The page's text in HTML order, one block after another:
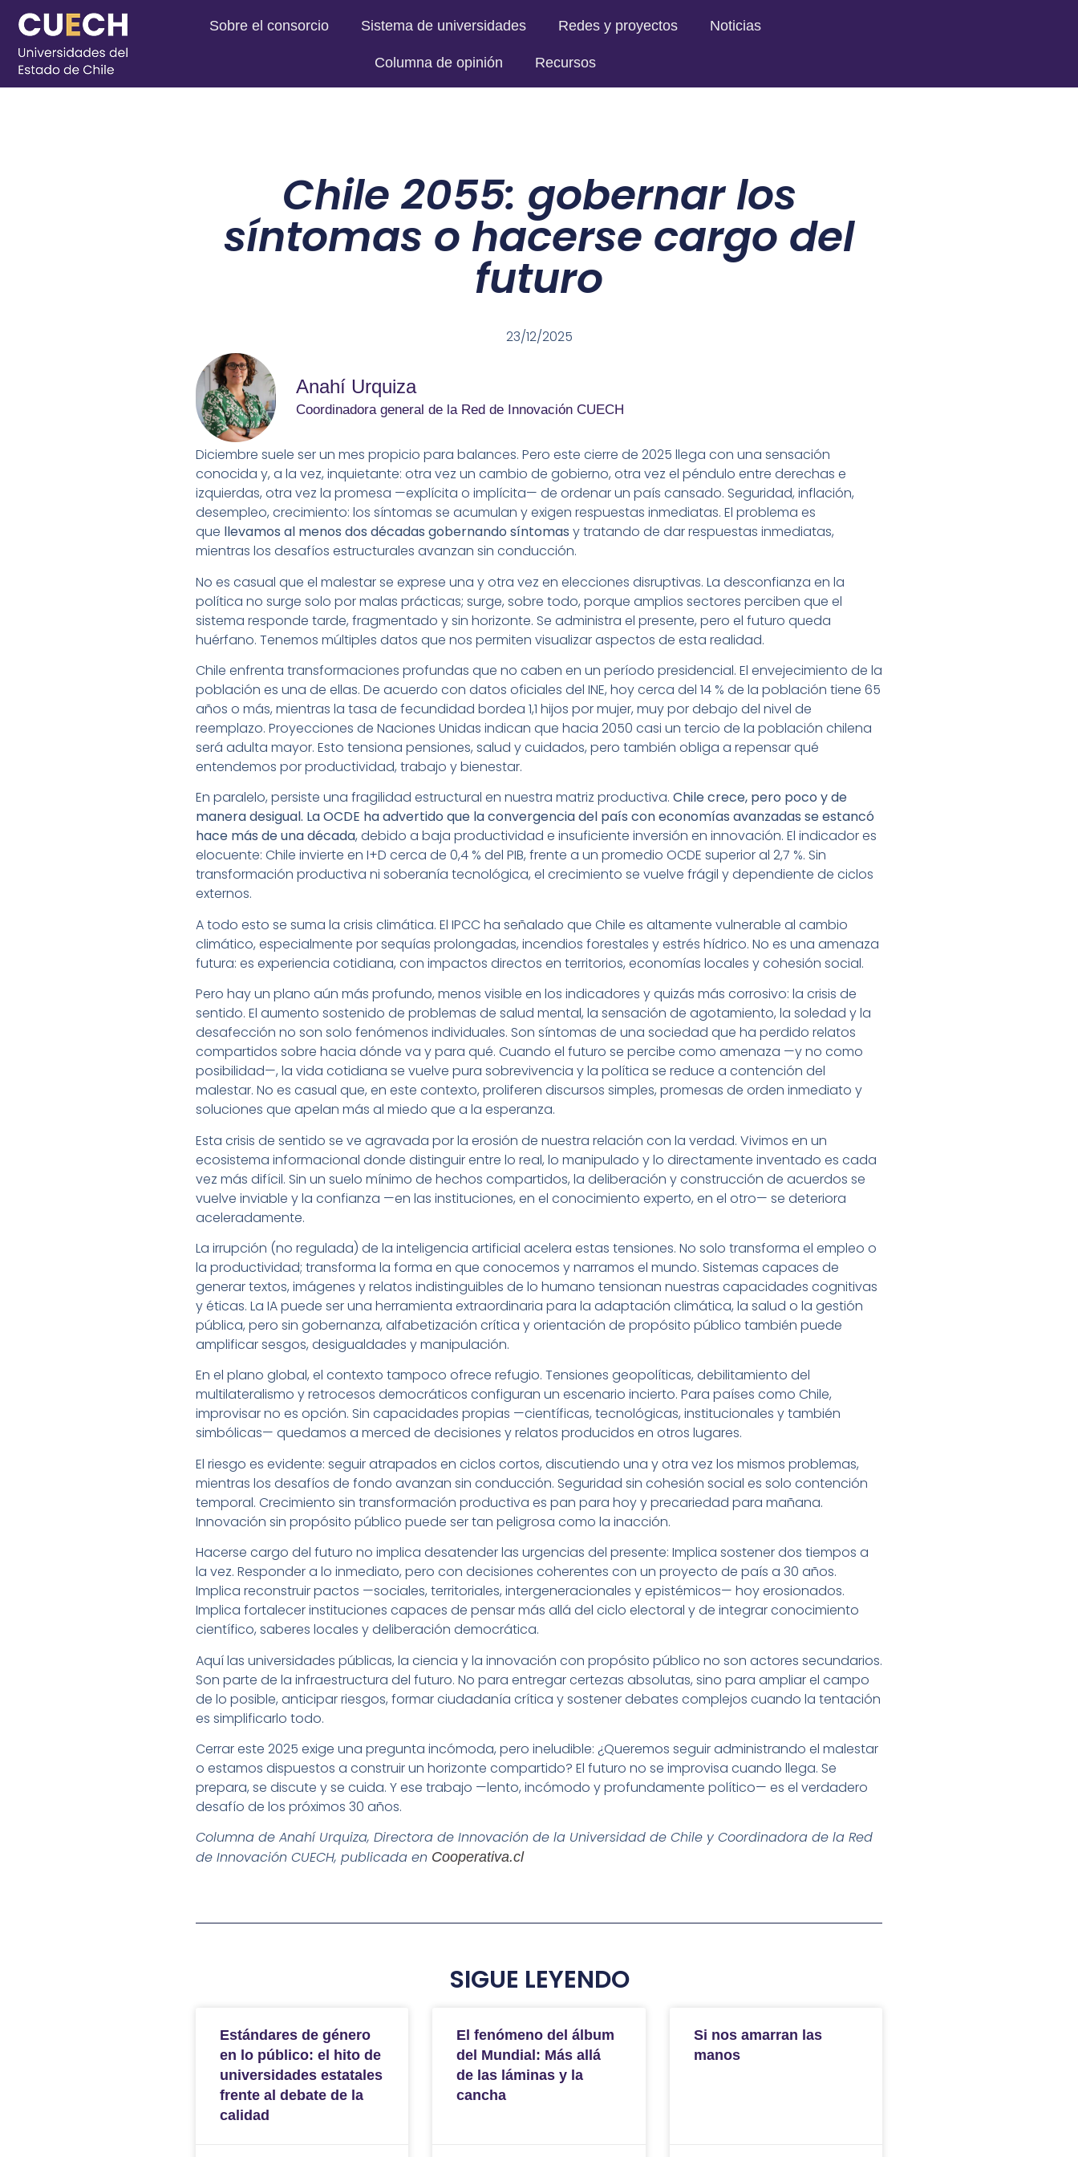
Sobre el consorcio Sistema de universidades Redes y proyectos Noticias
Columna de opinión Recursos
Chile 2055: gobernar los
síntomas o hacerse cargo del
futuro
23/12/2025
Anahí Urquiza
Coordinadora general de la Red de Innovación CUECH
Diciembre suele ser un mes propicio para balances. Pero este cierre de 2025 llega con una sensación
conocida y, a la vez, inquietante: otra vez un cambio de gobierno, otra vez el péndulo entre derechas e
izquierdas, otra vez la promesa —explícita o implícita— de ordenar un país cansado. Seguridad, inflación,
desempleo, crecimiento: los síntomas se acumulan y exigen respuestas inmediatas. El problema es
que llevamos al menos dos décadas gobernando síntomas y tratando de dar respuestas inmediatas,
mientras los desafíos estructurales avanzan sin conducción.
No es casual que el malestar se exprese una y otra vez en elecciones disruptivas. La desconfianza en la
política no surge solo por malas prácticas; surge, sobre todo, porque amplios sectores perciben que el
sistema responde tarde, fragmentado y sin horizonte. Se administra el presente, pero el futuro queda
huérfano. Tenemos múltiples datos que nos permiten visualizar aspectos de esta realidad.
Chile enfrenta transformaciones profundas que no caben en un período presidencial. El envejecimiento de la
población es una de ellas. De acuerdo con datos oficiales del INE, hoy cerca del 14 % de la población tiene 65
años o más, mientras la tasa de fecundidad bordea 1,1 hijos por mujer, muy por debajo del nivel de
reemplazo. Proyecciones de Naciones Unidas indican que hacia 2050 casi un tercio de la población chilena
será adulta mayor. Esto tensiona pensiones, salud y cuidados, pero también obliga a repensar qué
entendemos por productividad, trabajo y bienestar.
En paralelo, persiste una fragilidad estructural en nuestra matriz productiva. Chile crece, pero poco y de
manera desigual. La OCDE ha advertido que la convergencia del país con economías avanzadas se estancó
hace más de una década, debido a baja productividad e insuficiente inversión en innovación. El indicador es
elocuente: Chile invierte en I+D cerca de 0,4 % del PIB, frente a un promedio OCDE superior al 2,7 %. Sin
transformación productiva ni soberanía tecnológica, el crecimiento se vuelve frágil y dependiente de ciclos
externos.
A todo esto se suma la crisis climática. El IPCC ha señalado que Chile es altamente vulnerable al cambio
climático, especialmente por sequías prolongadas, incendios forestales y estrés hídrico. No es una amenaza
futura: es experiencia cotidiana, con impactos directos en territorios, economías locales y cohesión social.
Pero hay un plano aún más profundo, menos visible en los indicadores y quizás más corrosivo: la crisis de
sentido. El aumento sostenido de problemas de salud mental, la sensación de agotamiento, la soledad y la
desafección no son solo fenómenos individuales. Son síntomas de una sociedad que ha perdido relatos
compartidos sobre hacia dónde va y para qué. Cuando el futuro se percibe como amenaza —y no como
posibilidad—, la vida cotidiana se vuelve pura sobrevivencia y la política se reduce a contención del
malestar. No es casual que, en este contexto, proliferen discursos simples, promesas de orden inmediato y
soluciones que apelan más al miedo que a la esperanza.
Esta crisis de sentido se ve agravada por la erosión de nuestra relación con la verdad. Vivimos en un
ecosistema informacional donde distinguir entre lo real, lo manipulado y lo directamente inventado es cada
vez más difícil. Sin un suelo mínimo de hechos compartidos, la deliberación y construcción de acuerdos se
vuelve inviable y la confianza —en las instituciones, en el conocimiento experto, en el otro— se deteriora
aceleradamente.
La irrupción (no regulada) de la inteligencia artificial acelera estas tensiones. No solo transforma el empleo o
la productividad; transforma la forma en que conocemos y narramos el mundo. Sistemas capaces de
generar textos, imágenes y relatos indistinguibles de lo humano tensionan nuestras capacidades cognitivas
y éticas. La IA puede ser una herramienta extraordinaria para la adaptación climática, la salud o la gestión
pública, pero sin gobernanza, alfabetización crítica y orientación de propósito público también puede
amplificar sesgos, desigualdades y manipulación.
En el plano global, el contexto tampoco ofrece refugio. Tensiones geopolíticas, debilitamiento del
multilateralismo y retrocesos democráticos configuran un escenario incierto. Para países como Chile,
improvisar no es opción. Sin capacidades propias —científicas, tecnológicas, institucionales y también
simbólicas— quedamos a merced de decisiones y relatos producidos en otros lugares.
El riesgo es evidente: seguir atrapados en ciclos cortos, discutiendo una y otra vez los mismos problemas,
mientras los desafíos de fondo avanzan sin conducción. Seguridad sin cohesión social es solo contención
temporal. Crecimiento sin transformación productiva es pan para hoy y precariedad para mañana.
Innovación sin propósito público puede ser tan peligrosa como la inacción.
Hacerse cargo del futuro no implica desatender las urgencias del presente: Implica sostener dos tiempos a
la vez. Responder a lo inmediato, pero con decisiones coherentes con un proyecto de país a 30 años.
Implica reconstruir pactos —sociales, territoriales, intergeneracionales y epistémicos— hoy erosionados.
Implica fortalecer instituciones capaces de pensar más allá del ciclo electoral y de integrar conocimiento
científico, saberes locales y deliberación democrática.
Aquí las universidades públicas, la ciencia y la innovación con propósito público no son actores secundarios.
Son parte de la infraestructura del futuro. No para entregar certezas absolutas, sino para ampliar el campo
de lo posible, anticipar riesgos, formar ciudadanía crítica y sostener debates complejos cuando la tentación
es simplificarlo todo.
Cerrar este 2025 exige una pregunta incómoda, pero ineludible: ¿Queremos seguir administrando el malestar
o estamos dispuestos a construir un horizonte compartido? El futuro no se improvisa cuando llega. Se
prepara, se discute y se cuida. Y ese trabajo —lento, incómodo y profundamente político— es el verdadero
desafío de los próximos 30 años.
Columna de Anahí Urquiza, Directora de Innovación de la Universidad de Chile y Coordinadora de la Red
de Innovación CUECH, publicada en Cooperativa.cl
SIGUE LEYENDO
Estándares de género
en lo público: el hito de
universidades estatales
frente al debate de la
calidad
El fenómeno del álbum
del Mundial: Más allá
de las láminas y la
cancha
Si nos amarran las
manos